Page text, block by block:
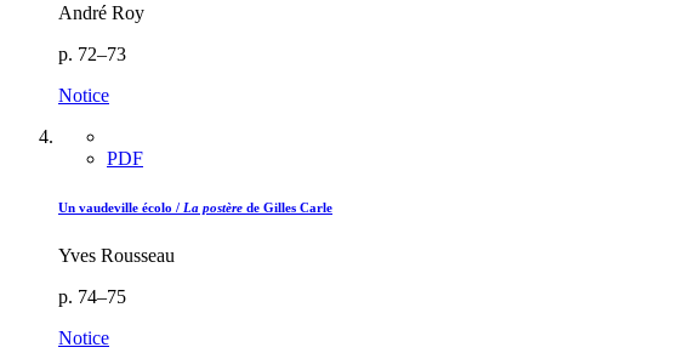
André Roy
p. 72–73
Notice
PDF
Un vaudeville écolo / La postère de Gilles Carle
Yves Rousseau
p. 74–75
Notice